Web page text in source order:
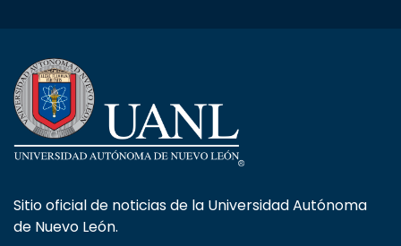
Sitio oficial de noticias de la Universidad Autónoma
de Nuevo León.